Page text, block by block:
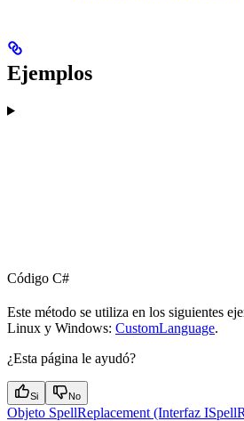
Ejemplos
Código C#
Este método se utiliza en los siguientes
Linux y Windows: CustomLanguage.
¿Esta página le ayudó?
Si No
Objeto SpellReplacement (Interfaz